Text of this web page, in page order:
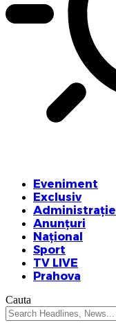
Eveniment
Exclusiv
Administrație
Anunțuri
Național
Sport
TV LIVE
Prahova
Cauta